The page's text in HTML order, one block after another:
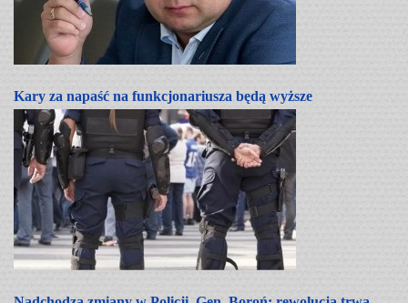
Kary za napaść na funkcjonariusza będą wyższe